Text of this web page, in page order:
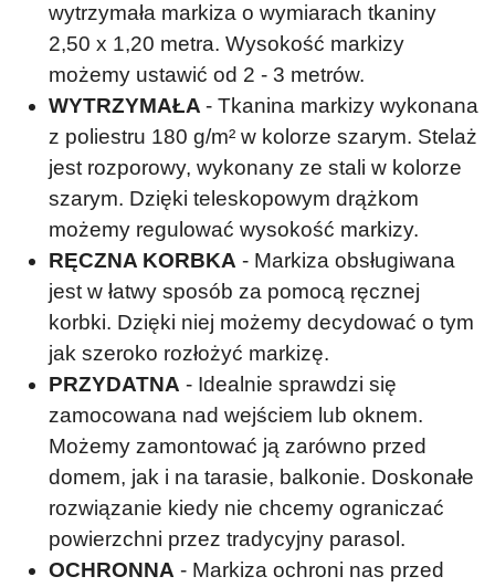
wytrzymała markiza o wymiarach tkaniny
2,50 x 1,20 metra. Wysokość markizy
możemy ustawić od 2 - 3 metrów.
WYTRZYMAŁA - Tkanina markizy wykonana
z poliestru 180 g/m² w kolorze szarym. Stelaż
jest rozporowy, wykonany ze stali w kolorze
szarym. Dzięki teleskopowym drążkom
możemy regulować wysokość markizy.
RĘCZNA KORBKA - Markiza obsługiwana
jest w łatwy sposób za pomocą ręcznej
korbki. Dzięki niej możemy decydować o tym
jak szeroko rozłożyć markizę.
PRZYDATNA - Idealnie sprawdzi się
zamocowana nad wejściem lub oknem.
Możemy zamontować ją zarówno przed
domem, jak i na tarasie, balkonie. Doskonałe
rozwiązanie kiedy nie chcemy ograniczać
powierzchni przez tradycyjny parasol.
OCHRONNA - Markiza ochroni nas przed